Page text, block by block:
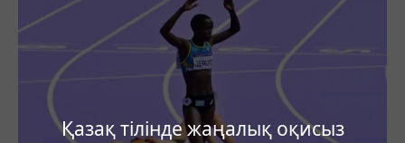
Қазақ тілінде жаңалық оқисыз